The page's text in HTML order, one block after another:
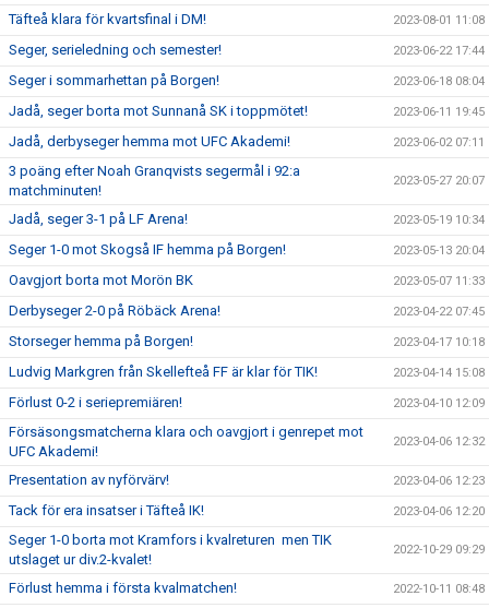
Täfteå klara för kvartsfinal i DM! 2023-08-01 11:08
Seger, serieledning och semester! 2023-06-22 17:44
Seger i sommarhettan på Borgen! 2023-06-18 08:04
Jadå, seger borta mot Sunnanå SK i toppmötet! 2023-06-11 19:45
Jadå, derbyseger hemma mot UFC Akademi! 2023-06-02 07:11
3 poäng efter Noah Granqvists segermål i 92:a
matchminuten!
2023-05-27 20:07
Jadå, seger 3-1 på LF Arena! 2023-05-19 10:34
Seger 1-0 mot Skogså IF hemma på Borgen! 2023-05-13 20:04
Oavgjort borta mot Morön BK 2023-05-07 11:33
Derbyseger 2-0 på Röbäck Arena! 2023-04-22 07:45
Storseger hemma på Borgen! 2023-04-17 10:18
Ludvig Markgren från Skellefteå FF är klar för TIK! 2023-04-14 15:08
Förlust 0-2 i seriepremiären! 2023-04-10 12:09
Försäsongsmatcherna klara och oavgjort i genrepet mot
UFC Akademi!
2023-04-06 12:32
Presentation av nyförvärv! 2023-04-06 12:23
Tack för era insatser i Täfteå IK! 2023-04-06 12:20
Seger 1-0 borta mot Kramfors i kvalreturen men TIK
utslaget ur div.2-kvalet!
2022-10-29 09:29
Förlust hemma i första kvalmatchen! 2022-10-11 08:48